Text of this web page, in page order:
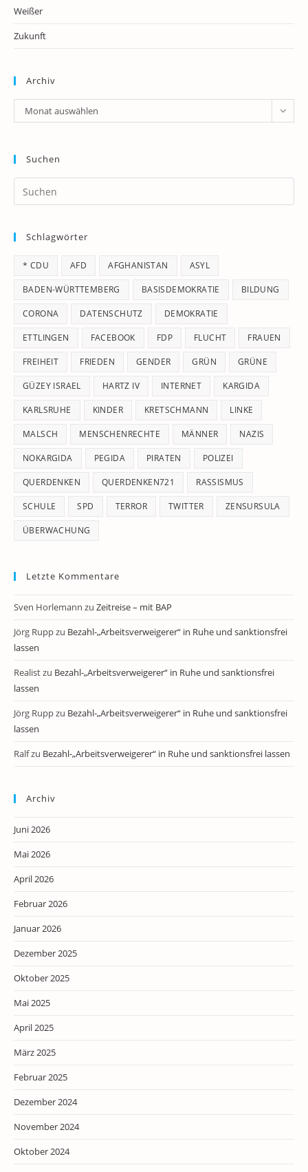
Weißer
Zukunft
Archiv
Archiv
Monat auswählen
Suchen
Schlagwörter
* CDU AFD AFGHANISTAN ASYL
BADEN-WÜRTTEMBERG BASISDEMOKRATIE BILDUNG
CORONA DATENSCHUTZ DEMOKRATIE
ETTLINGEN FACEBOOK FDP FLUCHT FRAUEN
FREIHEIT FRIEDEN GENDER GRÜN GRÜNE
GÜZEY ISRAEL HARTZ IV INTERNET KARGIDA
KARLSRUHE KINDER KRETSCHMANN LINKE
MALSCH MENSCHENRECHTE MÄNNER NAZIS
NOKARGIDA PEGIDA PIRATEN POLIZEI
QUERDENKEN QUERDENKEN721 RASSISMUS
SCHULE SPD TERROR TWITTER ZENSURSULA
ÜBERWACHUNG
Letzte Kommentare
Sven Horlemann zu Zeitreise – mit BAP
Jörg Ruppzu Bezahl-„Arbeitsverweigerer“ in Ruhe und sanktionsfrei
lassen
Realistzu Bezahl-„Arbeitsverweigerer“ in Ruhe und sanktionsfrei
lassen
Jörg Ruppzu Bezahl-„Arbeitsverweigerer“ in Ruhe und sanktionsfrei
lassen
Ralfzu Bezahl-„Arbeitsverweigerer“ in Ruhe und sanktionsfrei lassen
Archiv
Juni 2026
Mai 2026
April 2026
Februar 2026
Januar 2026
Dezember 2025
Oktober 2025
Mai 2025
April 2025
März 2025
Februar 2025
Dezember 2024
November 2024
Oktober 2024